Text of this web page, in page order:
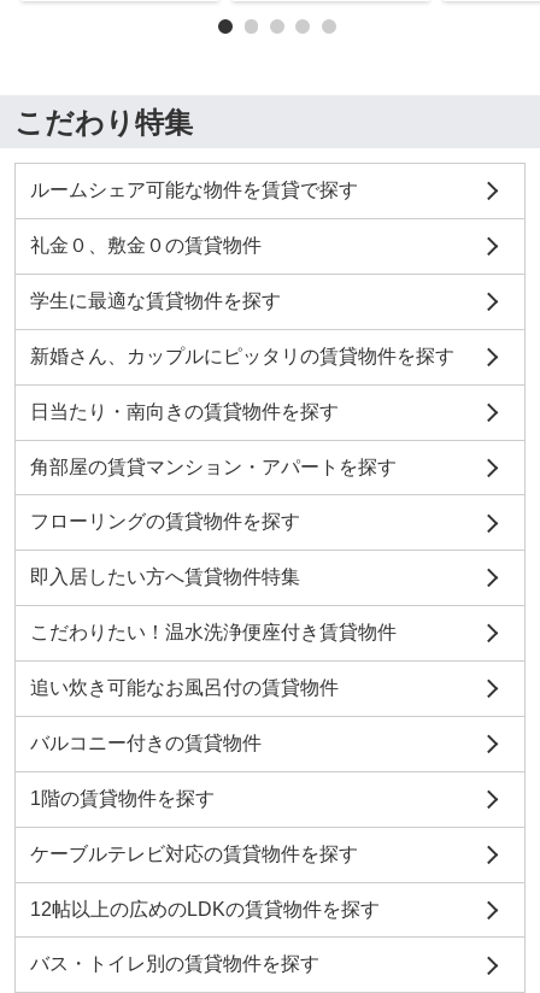
こだわり特集
ルームシェア可能な物件を賃貸で探す
礼金０、敷金０の賃貸物件
学生に最適な賃貸物件を探す
新婚さん、カップルにピッタリの賃貸物件を探す
日当たり・南向きの賃貸物件を探す
角部屋の賃貸マンション・アパートを探す
フローリングの賃貸物件を探す
即入居したい方へ賃貸物件特集
こだわりたい！温水洗浄便座付き賃貸物件
追い炊き可能なお風呂付の賃貸物件
バルコニー付きの賃貸物件
1階の賃貸物件を探す
ケーブルテレビ対応の賃貸物件を探す
12帖以上の広めのLDKの賃貸物件を探す
バス・トイレ別の賃貸物件を探す